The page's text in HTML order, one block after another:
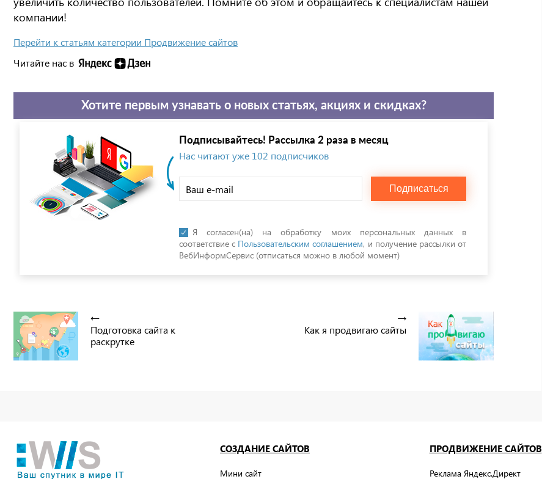
компании!
Перейти к статьям категории Продвижение сайтов
Читайте нас в
Хотите первым узнавать о новых статьях, акциях и скидках?
Подписывайтесь! Рассылка 2 раза в месяц
Нас читают уже 102 подписчиков
Подписаться
Я согласен(на) на обработку моих персональных данных в
соответствие с Пользовательским соглашением, и получение рассылки от
ВебИнформСервис (отписаться можно в любой момент)
Подготовка сайта к
раскрутке
Как я продвигаю сайты
СОЗДАНИЕ САЙТОВ
Мини сайт
ПРОДВИЖЕНИЕ САЙТОВ
Реклама Яндекс.Директ